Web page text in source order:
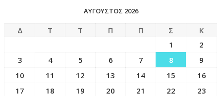
ΑΎΓΟΥΣΤΟΣ 2026
Δ Τ Τ Π Π Σ
Κ
1
2
3
4 5 6 7 8
9
10
11 12 13 14 15
16
17
18 19 20 21 22
23